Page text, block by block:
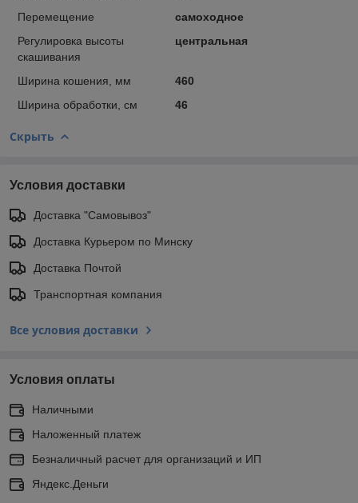
Перемещение
самоходное
Регулировка высоты
скашивания
центральная
Ширина кошения, мм
460
Ширина обработки, см
46
Скрыть
Условия доставки
Доставка "Самовывоз"
Доставка Курьером по Минску
Доставка Почтой
Транспортная компания
Все условия доставки
Условия оплаты
Наличными
Наложенный платеж
Безналичный расчет для организаций и ИП
Яндекс.Деньги